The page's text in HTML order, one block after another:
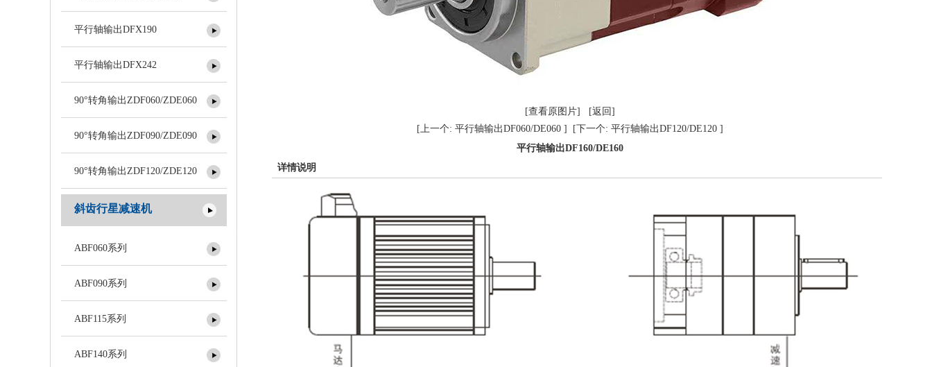
平行轴输出DFX190
平行轴输出DFX242
90°转角输出ZDF060/ZDE060
90°转角输出ZDF090/ZDE090
90°转角输出ZDF120/ZDE120
斜齿行星减速机
ABF060系列
ABF090系列
ABF115系列
ABF140系列
[查看原图片]
[返回]
[上一个: 平行轴输出DF060/DE060 ]
[下一个: 平行轴输出DF120/DE120 ]
平行轴输出DF160/DE160
详情说明